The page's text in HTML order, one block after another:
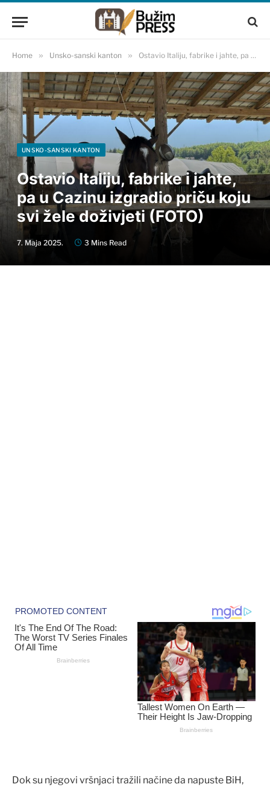
Home » Unsko-sanski kanton » Ostavio Italiju, fabrike i jahte, pa u Cazinu izgradio priču koju svi žele doživjeti (FOTO)
UNSKO-SANSKI KANTON
Ostavio Italiju, fabrike i jahte,
pa u Cazinu izgradio priču koju
svi žele doživjeti (FOTO)
7. Maja 2025. 3 Mins Read
Dok su njegovi vršnjaci tražili načine da napuste BiH,